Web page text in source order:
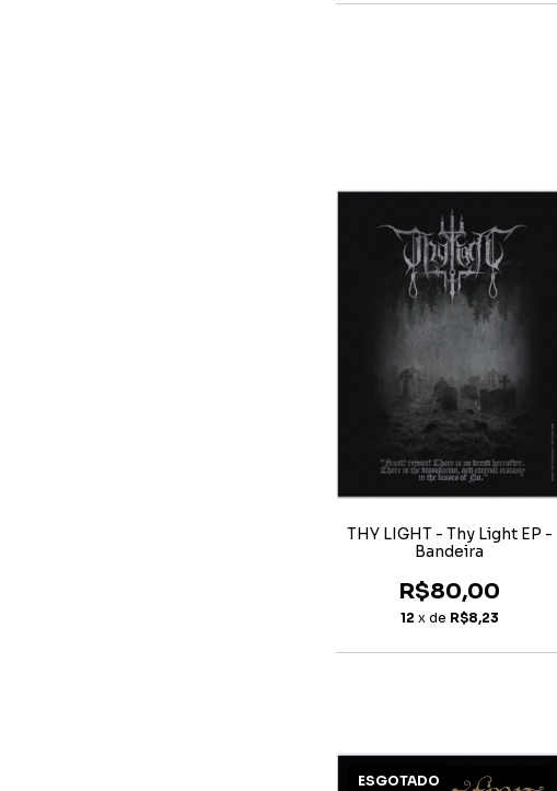
THY LIGHT - Thy Light EP -
Bandeira
R$80,00
12 x de R$8,23
ESGOTADO